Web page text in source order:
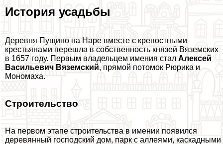
История усадьбы
Деревня Пущино на Наре вместе с крепостными
крестьянами перешла в собственность князей Вяземских
в 1657 году. Первым владельцем имения стал Алексей
Васильевич Вяземский, прямой потомок Рюрика и
Мономаха.
Строительство
На первом этапе строительства в имении появился
деревянный господский дом, парк с аллеями, каскадными